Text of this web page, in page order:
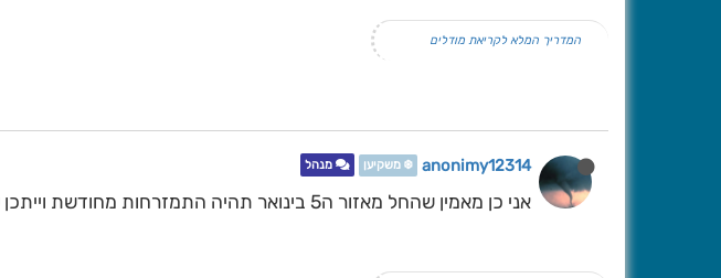
המדריך המלא לקריאת מודלים
anonimy12314 ❄️ משקיען מנהל
אני כן מאמין שהחל מאזור ה5 בינואר תהיה התמזרחות מחודשת וייתכן שנקבל עוד גלים